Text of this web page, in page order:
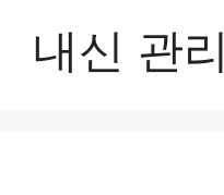
내신 관리